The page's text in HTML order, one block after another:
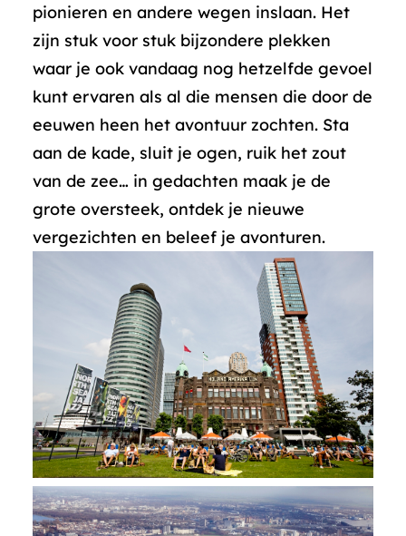
pionieren en andere wegen inslaan. Het
zijn stuk voor stuk bijzondere plekken
waar je ook vandaag nog hetzelfde gevoel
kunt ervaren als al die mensen die door de
eeuwen heen het avontuur zochten. Sta
aan de kade, sluit je ogen, ruik het zout
van de zee… in gedachten maak je de
grote oversteek, ontdek je nieuwe
vergezichten en beleef je avonturen.